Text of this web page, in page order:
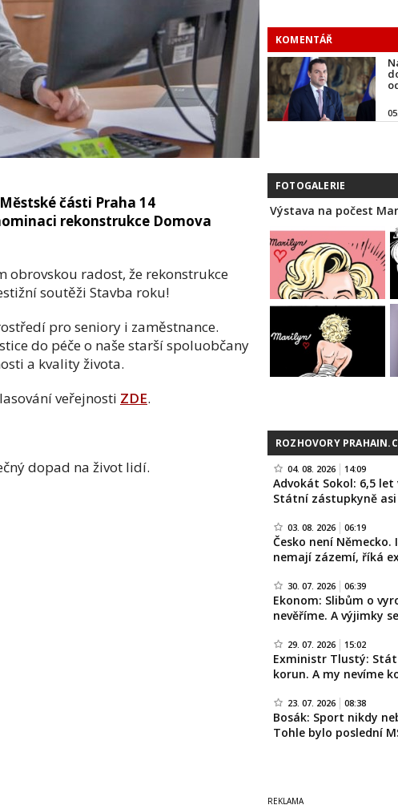
části Praha 14
rekonstrukce Domova
obrovskou radost, že rekonstrukce
soutěži Stavba roku!
pro seniory i zaměstnance.
do péče o naše starší spoluobčany
a kvality života.
veřejnosti ZDE.
dopad na život lidí.
KOMENTÁŘ
FOTOGALERIE
Výstava na počest
ROZHOVORY
04. 08. 2026 14:09
Advokát Sokol: 6,5 let
Státní zástupkyně asi
03. 08. 2026 06:19
Česko není Německo.
nemají zázemí, říká
30. 07. 2026 06:39
Ekonom: Slibům o
nevěříme. A výjimky
29. 07. 2026 15:02
Exministr Tlustý:
korun. A my nevíme
23. 07. 2026 08:38
Bosák: Sport nikdy
Tohle bylo poslední